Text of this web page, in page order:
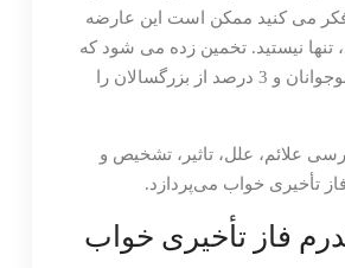
فکر می کنید ممکن است این عارضه
تنها نیستید. تخمین زده می شود که
تا 16 درصد از نوجوانان و 3 درصد از بزرگسالان را
علائم، علل، تاثیر، تشخیص و
تأخیری خواب می‌پردازد.
فاز تأخیری خواب